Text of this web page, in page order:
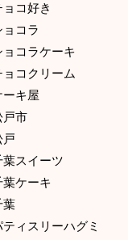
ョコ好き
ョコラ
ョコラケーキ
ョコクリーム
ーキ屋
戸市
戸
葉スイーツ
葉ケーキ
葉
ティスリーハグミ